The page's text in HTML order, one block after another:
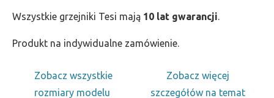
Wszystkie grzejniki Tesi mają 10 lat gwarancji.
Produkt na indywidualne zamówienie.
Zobacz wszystkie
rozmiary modelu
Zobacz więcej
szczegółów na temat